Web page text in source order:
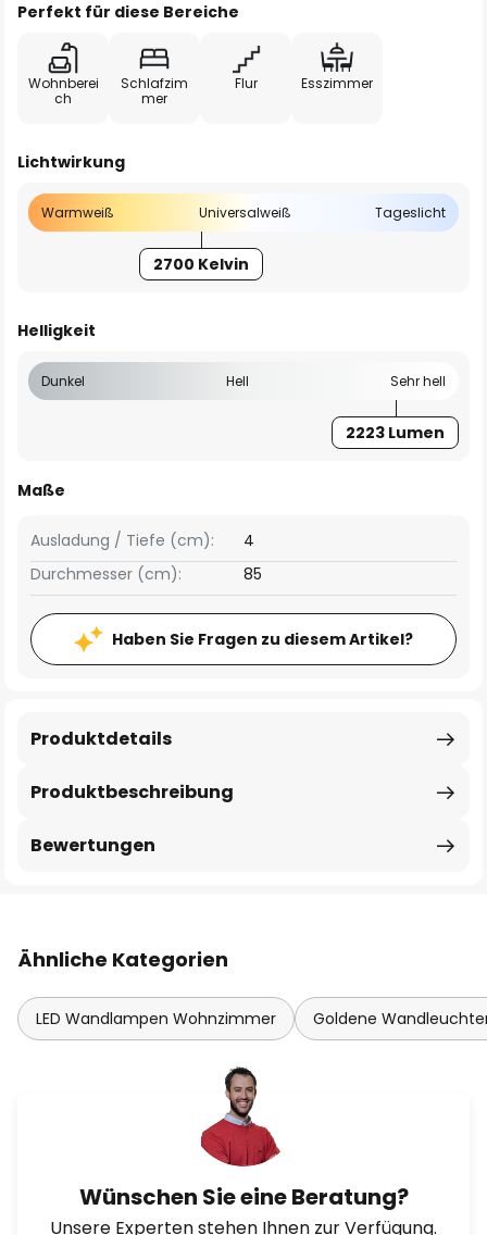
Perfekt für diese Bereiche
Wohnberei
ch
Schlafzim
mer
Flur Esszimmer
Lichtwirkung
Warmweiß Universalweiß Tageslicht
2700 Kelvin
Helligkeit
Dunkel Hell Sehr hell
2223 Lumen
Maße
Ausladung / Tiefe (cm):
4
Durchmesser (cm):
85
Haben Sie Fragen zu diesem Artikel?
Produktbeschreibung
Produktdetails
Bewertungen
Ähnliche Kategorien
LED Wandlampen Wohnzimmer Goldene
Wünschen Sie eine Beratung?
Unsere Experten stehen Ihnen zur Verfügung.